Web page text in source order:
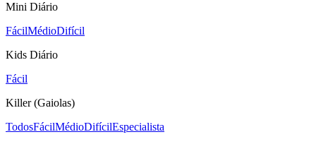
Mini Diário
FácilMédioDifícil
Kids Diário
Fácil
Killer (Gaiolas)
TodosFácilMédioDifícilEspecialista